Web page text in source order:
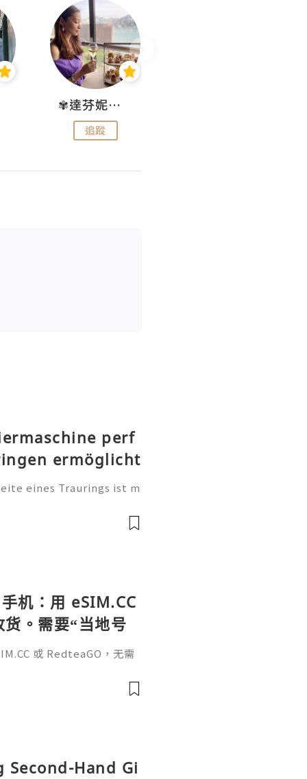
✾達芬妮•愛孩子•愛生活✾
追蹤
perf
ermöglicht
eines Traurings ist m
Namen, einen beso
机：用 eSIM.CC
。需要“当地号
卖、客户联
或 RedteaGO，无需
信套餐）。长期多国移动办
，一次收货长期使用，
Hand Gi